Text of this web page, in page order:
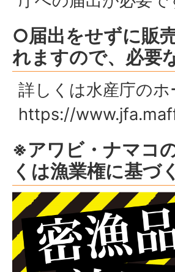
○届出をせずに販
れますので、必要
詳しくは水産庁の
https://
※アワビ・ナマコ
くは漁業権に基づ